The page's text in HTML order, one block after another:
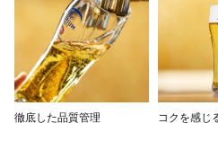
徹底した品質管理 コクを感じ